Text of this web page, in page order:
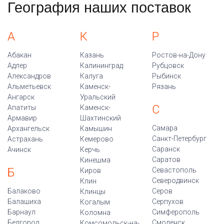
География наших поставок
А
Абакан
Адлер
Александров
Альметьевск
Ангарск
Апатиты
Армавир
Архангельск
Астрахань
Ачинск
Б
Балаково
Балашиха
Барнаул
Белгород
К
Казань
Калининград
Калуга
Каменск-
Уральский
Каменск-
Шахтинский
Камышин
Кемерово
Керчь
Кинешма
Киров
Клин
Клинцы
Когалым
Коломна
Р
Ростов-на-Дону
Рубцовск
Рыбинск
Рязань
С
Самара
Санкт-Петербург
Саранск
Саратов
Севастополь
Северодвинск
Серов
Серпухов
Симферополь
Смоленск